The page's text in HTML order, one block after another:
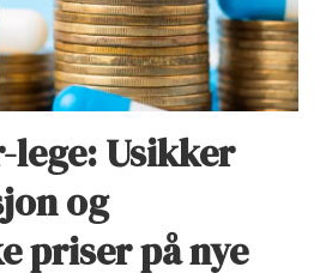
lege: Usikker
og
priser på nye